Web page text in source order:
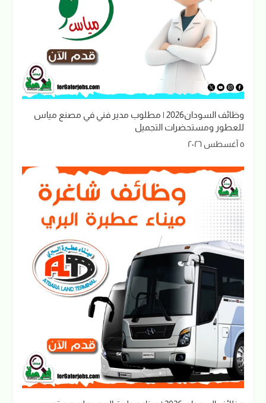
وظائف السودان2026 | مطلوب مدير فني في مصنع مياس
للعطور ومستحضرات التجميل
٥ أغسطس ٢٠٢٦